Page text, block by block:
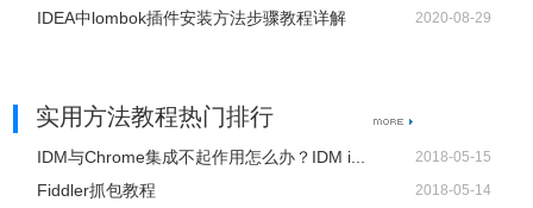
IDEA中lombok插件安装方法步骤教程详解 2020-08-29
实用方法教程热门排行
IDM与Chrome集成不起作用怎么办？IDM i... 2018-05-15
Fiddler抓包教程 2018-05-14